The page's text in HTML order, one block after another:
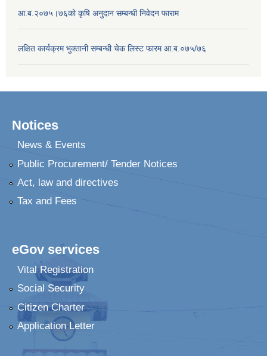
आ.ब.२०७५।७६को कृषि अनुदान सम्बन्धी निवेदन फाराम
लक्षित कार्यक्रम भुक्तानी सम्बन्धी चेक लिस्ट फारम आ.ब.०७५/७६
Notices
News & Events
Public Procurement/ Tender Notices
Act, law and directives
Tax and Fees
eGov services
Vital Registration
Social Security
Citizen Charter
Application Letter